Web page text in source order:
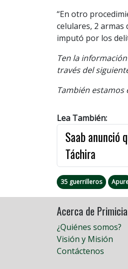
“En otro
celulares, 2
imputó por los
Ten la
través del
También estamos
Lea También:
Saab anunció
Táchira
35 guerrilleros
Acerca de Primicia
¿Quiénes somos?
Visión y Misión
Contáctenos